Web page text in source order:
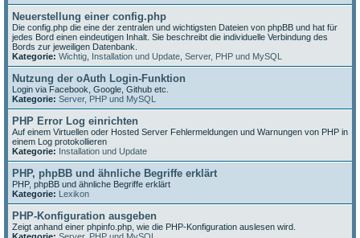
Neuerstellung einer config.php
Die config.php die eine der zentralen und wichtigsten Dateien von phpBB und hat für
jedes Bord einen eindeutigen Inhalt. Sie beschreibt die individuelle Verbindung des
Bords zur jeweiligen Datenbank.
Kategorie: Wichtig Installation und Update Server, PHP und MySQL
Nutzung der oAuth Login-Funktion
Login via Facebook, Google, Github etc.
Kategorie: Server, PHP und MySQL
PHP Error Log einrichten
Auf einem Virtuellen oder Hosted Server Fehlermeldungen und Warnungen von PHP in
einem Log protokollieren
Kategorie: Installation und Update
PHP, phpBB und ähnliche Begriffe erklärt
PHP, phpBB und ähnliche Begriffe erklärt
Kategorie: Lexikon
PHP-Konfiguration ausgeben
Zeigt anhand einer phpinfo.php, wie die PHP-Konfiguration auslesen wird.